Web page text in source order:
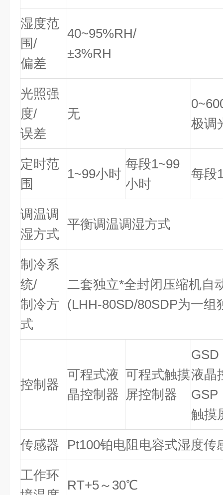
湿度范
围/
偏差
40~95%RH/
±3%RH
光照强
度/
误差
无
极调
定时范
围
1~99小时
每段1~99
小时
每段
调温调
湿方式
平衡调温调湿方式
制冷系
统/
制冷方
式
二套独立*全封闭压缩机自
(LHH-80SD/80SDP为一
控制器
可程式液
晶控制器
可程式触摸
屏控制器
GSD
液晶
GSP
触摸
传感器 Pt100铂电阻电容式湿度传
工作环
RT+5～30℃